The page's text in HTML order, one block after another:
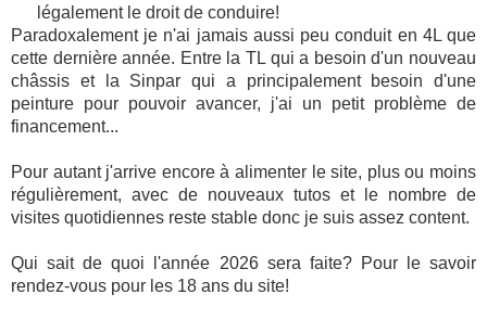
légalement le droit de conduire!
Paradoxalement je n'ai jamais aussi peu conduit en 4L que
cette dernière année. Entre la TL qui a besoin d'un nouveau
châssis et la Sinpar qui a principalement besoin d'une
peinture pour pouvoir avancer, j'ai un petit problème de
financement...
Pour autant j'arrive encore à alimenter le site, plus ou moins
régulièrement, avec de nouveaux tutos et le nombre de
visites quotidiennes reste stable donc je suis assez content.
Qui sait de quoi l'année 2026 sera faite? Pour le savoir
rendez-vous pour les 18 ans du site!